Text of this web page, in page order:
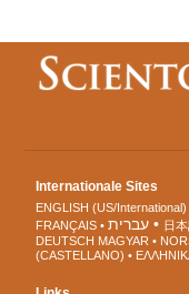
Internationale Sites
ENGLISH (US/International)
FRANÇAIS
עברית 日
DEUTSCH MAGYAR
(CASTELLANO)